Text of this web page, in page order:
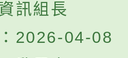
訊組長
2026-04-08